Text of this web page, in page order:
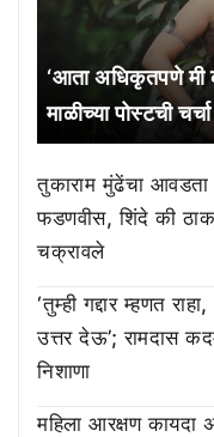
‘आता अधिकृतपणे मी
माळीच्या पोस्टची चर्चा
तुकाराम मुंढेंचा
फडणवीस, शिंदे की
चक्रावले
‘तुम्ही गद्दार म्हणत
उत्तर देऊ’; रामदास
निशाणा
महिला आरक्षण कायदा